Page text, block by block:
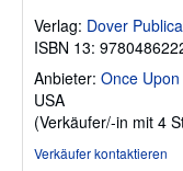
Verlag: Dover
ISBN 13:
Anbieter: Once
USA
(Verkäufer/-in mit 4
Verkäufer kontaktieren